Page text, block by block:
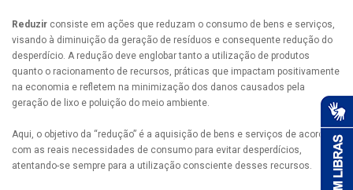
Reduzir consiste em ações que reduzam o consumo de bens e serviços,
visando à diminuição da geração de resíduos e consequente redução do
desperdício. A redução deve englobar tanto a utilização de produtos
quanto o racionamento de recursos, práticas que impactam positivamente
na economia e refletem na minimização dos danos causados pela
geração de lixo e poluição do meio ambiente.
Aqui, o objetivo da “redução” é a aquisição de bens e serviços de acordo
com as reais necessidades de consumo para evitar desperdícios,
atentando-se sempre para a utilização consciente desses recursos.